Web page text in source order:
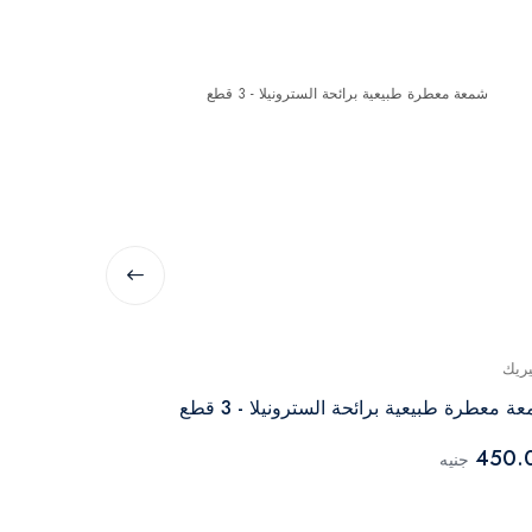
معطرة طبيعية برائحة السترونيلا - 3 قطع
جنيه